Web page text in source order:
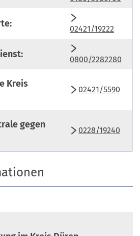
02421/19222
0800/2282280
Kreis
02421/5590
gegen
0228/19240